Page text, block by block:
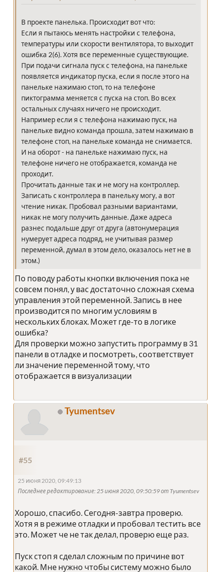
В проекте панелька. Происходит вот что:
Если я пытаюсь менять настройки с телефона,
температуры или скорости вентилятора, то выходит
ошибка 2(6). Хотя все переменные существующие.
При подачи сигнала пуск с телефона, на панельке
появляется индикатор пуска, если я после этого на
панельке нажимаю стоп, то на телефоне
пиктограмма меняется с пуска на стоп. Во всех
остальных случаях ничего не происходит.
Например если я с телефона нажимаю пуск, на
панельке видно команда прошла, затем нажимаю в
телефоне стоп, на панельке команда не снимается.
И на оборот - на панельке нажимаю пуск, на
телефоне ничего не отображается, команда не
проходит.
Прочитать данные так и не могу на контроллер.
Записать с контроллера в панельку могу, а вот
чтение никак. Пробовал разными вариантами,
никак не могу получить данные. Даже адреса
разнес подальше друг от друга (автонумерация
нумерует адреса подряд, не учитывая размер
переменной, думал в этом дело, оказалось нет не в
этом.)
По поводу работы кнопки включения пока не
совсем понял, у вас достаточно сложная схема
управления этой переменной. Запись в нее
производится по многим условиям в
нескольких блоках. Может где-то в логике
ошибка?
Для проверки можно запустить программу в 31
панели в отладке и посмотреть, соответствует
ли значение переменной тому, что
отображается в визуализации
Tyumentsev
#55
25 июня 2020, 09:49:13
Последнее редактирование: 25 июня 2020, 09:50:59 от Tyumentsev
Хорошо, спасибо. Сегодня-завтра проверю.
Хотя я в режиме отладки и пробовал тестить все
это. Может че не так делал, проверю еще раз.
Пуск стоп я сделал сложным по причине вот
какой. Мне нужно чтобы систему можно было